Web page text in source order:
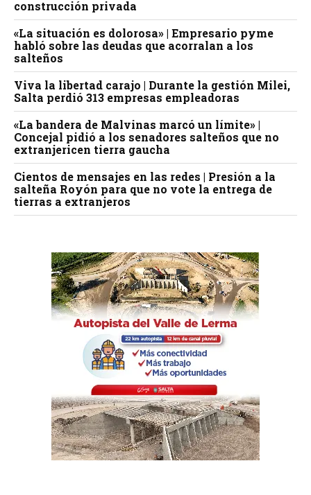
construcción privada
«La situación es dolorosa» | Empresario pyme
habló sobre las deudas que acorralan a los
salteños
Viva la libertad carajo | Durante la gestión Milei,
Salta perdió 313 empresas empleadoras
«La bandera de Malvinas marcó un límite» |
Concejal pidió a los senadores salteños que no
extranjericen tierra gaucha
Cientos de mensajes en las redes | Presión a la
salteña Royón para que no vote la entrega de
tierras a extranjeros